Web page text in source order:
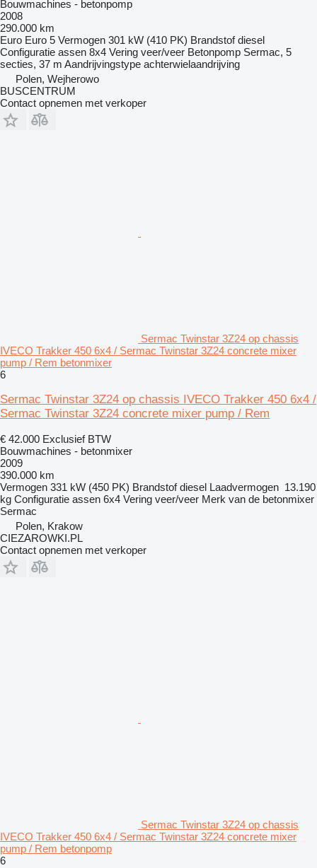
Bouwmachines - betonpomp
2008
290.000 km
Euro Euro 5 Vermogen 301 kW (410 PK) Brandstof diesel
Configuratie assen 8x4 Vering veer/veer Betonpomp Sermac, 5
secties, 37 m Aandrijvingstype achterwielaandrijving
Polen, Wejherowo
BUSCENTRUM
Contact opnemen met verkoper
Sermac Twinstar 3Z24 op chassis
IVECO Trakker 450 6x4 / Sermac Twinstar 3Z24 concrete mixer
pump / Rem betonmixer
6
Sermac Twinstar 3Z24 op chassis IVECO Trakker 450 6x4 /
Sermac Twinstar 3Z24 concrete mixer pump / Rem
€ 42.000 Exclusief BTW
Bouwmachines - betonmixer
2009
390.000 km
Vermogen 331 kW (450 PK) Brandstof diesel Laadvermogen 13.190
kg Configuratie assen 6x4 Vering veer/veer Merk van de betonmixer
Sermac
Polen, Krakow
CIEZAROWKI.PL
Contact opnemen met verkoper
Sermac Twinstar 3Z24 op chassis
IVECO Trakker 450 6x4 / Sermac Twinstar 3Z24 concrete mixer
pump / Rem betonpomp
6